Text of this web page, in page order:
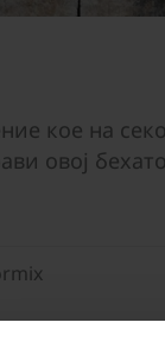
кое на
овој